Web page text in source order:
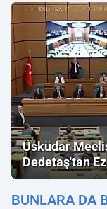
Üsküdar
Dedetaş'tan
"İmamoğlu"
BUNLARA DA